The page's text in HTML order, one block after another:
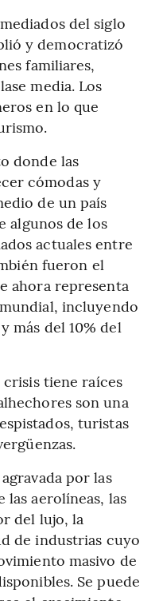
del siglo
y democratizó
familiares,
media. Los
en lo que
donde las
cómodas y
de un país
algunos de los
actuales entre
fueron el
ahora representa
incluyendo
más del 10% del
crisis tiene raíces
son una
turistas
por las
las aerolíneas, las
del lujo, la
de industrias cuyo
masivo de
Se puede